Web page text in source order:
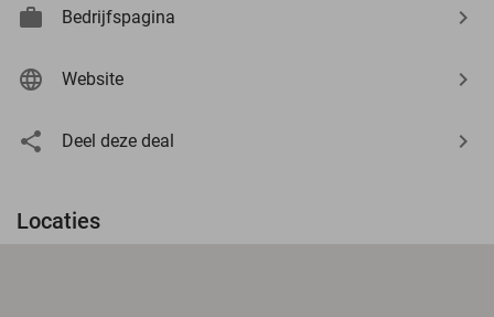
Bedrijfspagina
Website
Deel deze deal
Locaties